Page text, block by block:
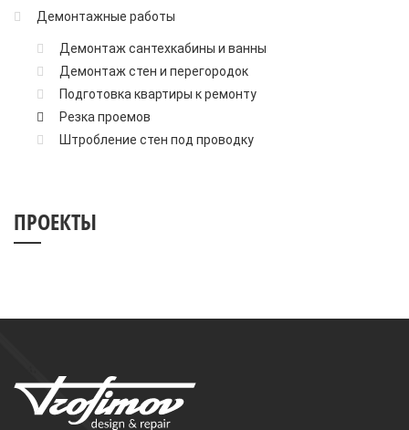
Демонтажные работы
Демонтаж сантехкабины и ванны
Демонтаж стен и перегородок
Подготовка квартиры к ремонту
Резка проемов
Штробление стен под проводку
ПРОЕКТЫ